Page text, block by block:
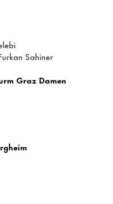
Sahiner
Graz Damen